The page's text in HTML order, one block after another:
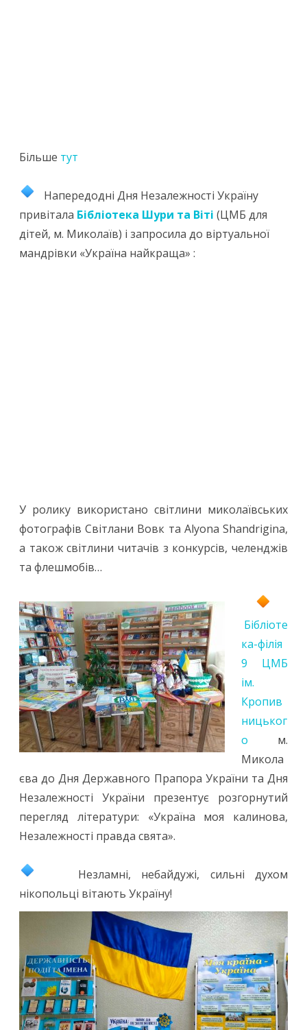
Більше тут
Напередодні Дня Незалежності Україну
привітала Бібліотека Шури та Віті (ЦМБ для
дітей, м. Миколаїв) і запросила до віртуальної
мандрівки «Україна найкраща» :
У ролику використано світлини миколаївських
фотографів Світлани Вовк та Alyona Shandrigina,
а також світлини читачів з конкурсів, челенджів
та флешмобів…
Бібліоте
ка-філія
9 ЦМБ
ім.
Кропив
ницьког
о м.
Микола
єва до Дня Державного Прапора України та Дня
Незалежності України презентує розгорнутий
перегляд літератури: «Україна моя калинова,
Незалежності правда свята».
Незламні, небайдужі, сильні духом
нікопольці вітають Україну!